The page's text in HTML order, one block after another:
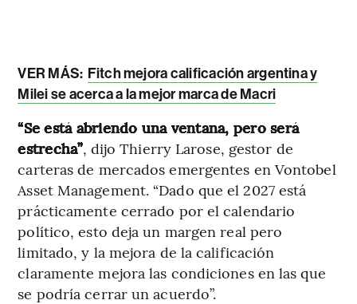
VER MÁS: Fitch mejora calificación argentina y
Milei se acerca a la mejor marca de Macri
“Se está abriendo una ventana, pero será
estrecha”, dijo Thierry Larose, gestor de
carteras de mercados emergentes en Vontobel
Asset Management. “Dado que el 2027 está
prácticamente cerrado por el calendario
político, esto deja un margen real pero
limitado, y la mejora de la calificación
claramente mejora las condiciones en las que
se podría cerrar un acuerdo”.